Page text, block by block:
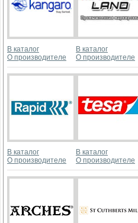
В каталог
О производителе
В каталог
О производителе
В каталог
О производителе
В каталог
О производителе